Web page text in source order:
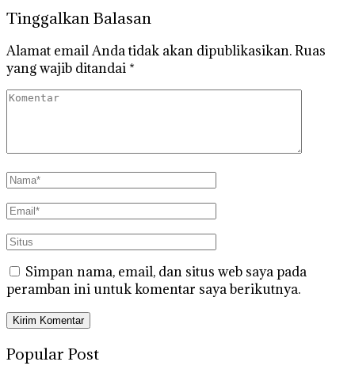
Tinggalkan Balasan
Alamat email Anda tidak akan dipublikasikan.Ruas
yang wajib ditandai *
Simpan nama, email, dan situs web saya pada
peramban ini untuk komentar saya berikutnya.
Popular Post